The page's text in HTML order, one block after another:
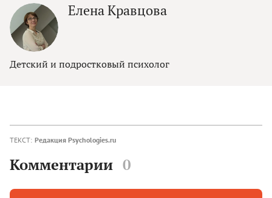
Елена Кравцова
Детский и подростковый психолог
ТЕКСТ: Редакция Psychologies.ru
Комментарии 0